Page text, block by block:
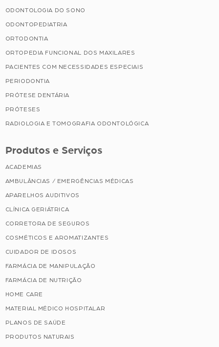
ODONTOLOGIA DO SONO
ODONTOPEDIATRIA
ORTODONTIA
ORTOPEDIA FUNCIONAL DOS MAXILARES
PACIENTES COM NECESSIDADES ESPECIAIS
PERIODONTIA
PRÓTESE DENTÁRIA
PRÓTESES
RADIOLOGIA E TOMOGRAFIA ODONTOLÓGICA
Produtos e Serviços
ACADEMIAS
AMBULÂNCIAS / EMERGÊNCIAS MÉDICAS
APARELHOS AUDITIVOS
CLÍNICA GERIÁTRICA
CORRETORA DE SEGUROS
COSMÉTICOS E AROMATIZANTES
CUIDADOR DE IDOSOS
FARMÁCIA DE MANIPULAÇÃO
FARMÁCIA DE NUTRIÇÃO
HOME CARE
MATERIAL MÉDICO HOSPITALAR
PLANOS DE SAÚDE
PRODUTOS NATURAIS